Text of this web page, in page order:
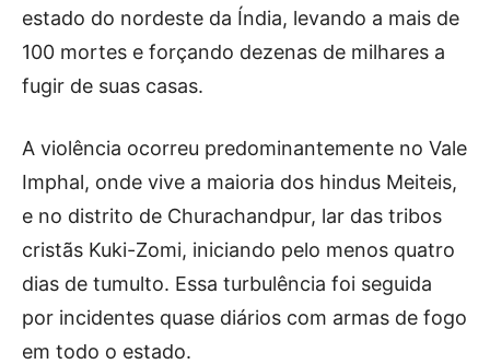
estado do nordeste da Índia, levando a mais de
100 mortes e forçando dezenas de milhares a
fugir de suas casas.
A violência ocorreu predominantemente no Vale
Imphal, onde vive a maioria dos hindus Meiteis,
e no distrito de Churachandpur, lar das tribos
cristãs Kuki-Zomi, iniciando pelo menos quatro
dias de tumulto. Essa turbulência foi seguida
por incidentes quase diários com armas de fogo
em todo o estado.